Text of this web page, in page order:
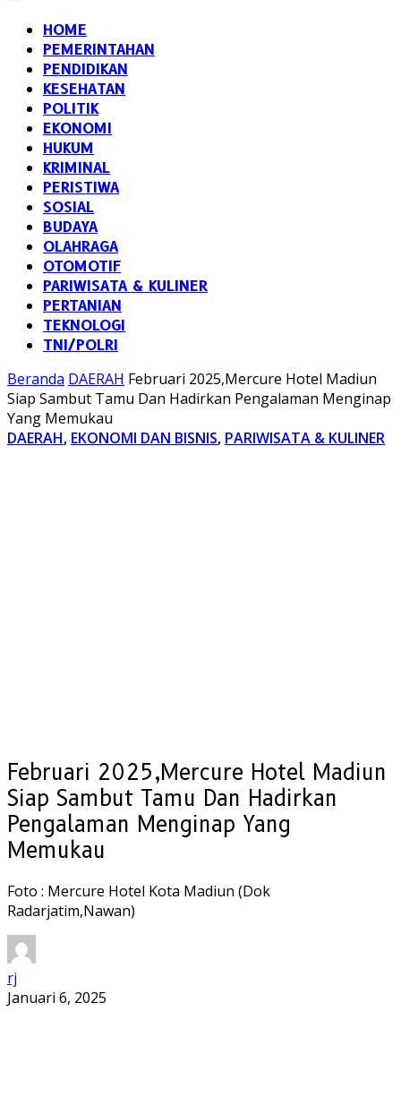
HOME
PEMERINTAHAN
PENDIDIKAN
KESEHATAN
POLITIK
EKONOMI
HUKUM
KRIMINAL
PERISTIWA
SOSIAL
BUDAYA
OLAHRAGA
OTOMOTIF
PARIWISATA & KULINER
PERTANIAN
TEKNOLOGI
TNI/POLRI
Beranda DAERAH Februari 2025,Mercure Hotel Madiun
Siap Sambut Tamu Dan Hadirkan Pengalaman Menginap
Yang Memukau
DAERAH, EKONOMI DAN BISNIS, PARIWISATA & KULINER
Februari 2025,Mercure Hotel Madiun
Siap Sambut Tamu Dan Hadirkan
Pengalaman Menginap Yang
Memukau
Foto : Mercure Hotel Kota Madiun (Dok
Radarjatim,Nawan)
rj
Januari 6, 2025